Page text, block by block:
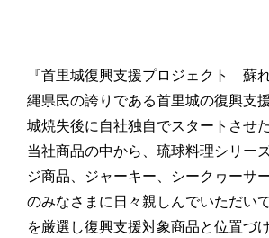
『首里城復興支援プロジェクト 蘇
縄県民の誇りである首里城の復興支
城焼失後に自社独自でスタートさせた
当社商品の中から、琉球料理シリー
ジ商品、ジャーキー、シークヮーサ
のみなさまに日々親しんでいただい
を厳選し復興支援対象商品と位置づ